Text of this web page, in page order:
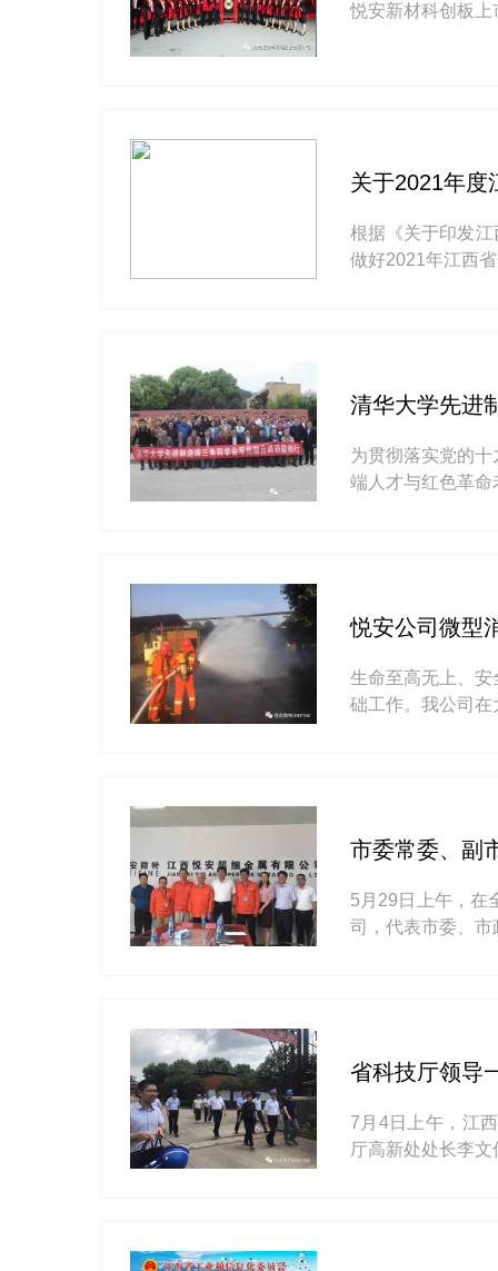
悦安新材科创板上
关于2021年度
根据《关于印发
做好2021年江西
清华大学先进
为贯彻落实党的
端人才与红色革
悦安公司微型
生命至高无上、
础工作。我公司
市委常委、副
5月29日上午，在
司，代表市委、
省科技厅领导
7月4日上午，江
厅高新处处长李